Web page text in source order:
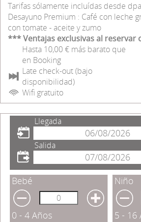
Tarifas sólamente incluídas desde
Desayuno Premium : Café con leche
con tomate - aceite y zumo
*** Ventajas exclusivas al
Hasta 10,00 € más barato que
en Booking
Late check-out (bajo
disponibilidad)
Wifi gratuito
Llegada
Salida
Bebé
0 - 4 Años
Niño
5 - 16